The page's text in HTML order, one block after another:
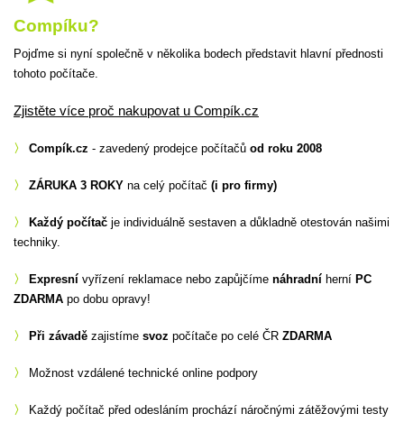
Compíku?
Pojďme si nyní společně v několika bodech představit hlavní přednosti
tohoto počítače.
Zjistěte více proč nakupovat u Compík.cz
〉 Compík.cz - zavedený prodejce počítačů od roku 2008
〉 ZÁRUKA 3 ROKY na celý počítač (i pro firmy)
〉 Každý počítač je individuálně sestaven a důkladně otestován našimi
techniky.
〉 Expresní vyřízení reklamace nebo zapůjčíme náhradní herní PC
ZDARMA po dobu opravy!
〉 Při závadě zajistíme svoz počítače po celé ČR ZDARMA
〉 Možnost vzdálené technické online podpory
〉 Každý počítač před odesláním prochází náročnými zátěžovými testy